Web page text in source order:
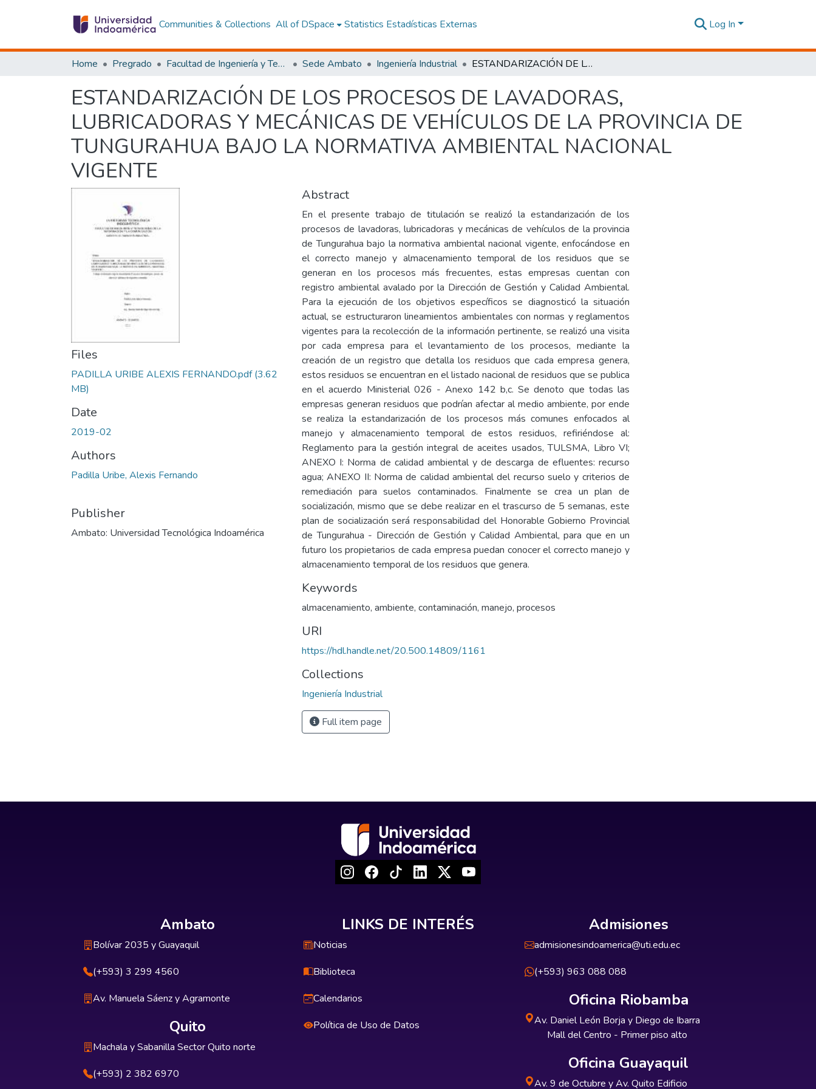
Communities & Collections All of DSpace Statistics Estadísticas Externas Log In
Home Pregrado Facultad de Ingeniería y Tecnologías de la Información y la Comunicación Sede Ambato Ingeniería Industrial ESTANDARIZACIÓN DE LOS PROCESOS DE LAVADORAS, LUBRICADORAS Y MECÁNICAS DE VEHÍCULOS DE LA PROVINCIA DE TUNGURAHUA BAJO LA NORMATIVA AMBIENTAL NACIONAL VIGENTE
ESTANDARIZACIÓN DE LOS PROCESOS DE LAVADORAS,
LUBRICADORAS Y MECÁNICAS DE VEHÍCULOS DE LA PROVINCIA DE
TUNGURAHUA BAJO LA NORMATIVA AMBIENTAL NACIONAL
VIGENTE
Files
PADILLA URIBE ALEXIS FERNANDO.pdf(3.62
MB)
Date
2019-02
Authors
Padilla Uribe, Alexis Fernando
Publisher
Ambato: Universidad Tecnológica Indoamérica
Abstract
En el presente trabajo de titulación se realizó la estandarización de los
procesos de lavadoras, lubricadoras y mecánicas de vehículos de la provincia
de Tungurahua bajo la normativa ambiental nacional vigente, enfocándose en
el correcto manejo y almacenamiento temporal de los residuos que se
generan en los procesos más frecuentes, estas empresas cuentan con
registro ambiental avalado por la Dirección de Gestión y Calidad Ambiental.
Para la ejecución de los objetivos específicos se diagnosticó la situación
actual, se estructuraron lineamientos ambientales con normas y reglamentos
vigentes para la recolección de la información pertinente, se realizó una visita
por cada empresa para el levantamiento de los procesos, mediante la
creación de un registro que detalla los residuos que cada empresa genera,
estos residuos se encuentran en el listado nacional de residuos que se publica
en el acuerdo Ministerial 026 - Anexo 142 b,c. Se denoto que todas las
empresas generan residuos que podrían afectar al medio ambiente, por ende
se realiza la estandarización de los procesos más comunes enfocados al
manejo y almacenamiento temporal de estos residuos, refiriéndose al:
Reglamento para la gestión integral de aceites usados, TULSMA, Libro VI;
ANEXO I: Norma de calidad ambiental y de descarga de efluentes: recurso
agua; ANEXO II: Norma de calidad ambiental del recurso suelo y criterios de
remediación para suelos contaminados. Finalmente se crea un plan de
socialización, mismo que se debe realizar en el trascurso de 5 semanas, este
plan de socialización será responsabilidad del Honorable Gobierno Provincial
de Tungurahua - Dirección de Gestión y Calidad Ambiental, para que en un
futuro los propietarios de cada empresa puedan conocer el correcto manejo y
almacenamiento temporal de los residuos que genera.
Keywords
almacenamiento, ambiente, contaminación, manejo, procesos
URI
https://hdl.handle.net/20.500.14809/1161
Collections
Ingeniería Industrial
Full item page
Ambato
Bolívar 2035 y Guayaquil
(+593) 3 299 4560
Av. Manuela Sáenz y Agramonte
Quito
Machala y Sabanilla Sector Quito norte
(+593) 2 382 6970
LINKS DE INTERÉS
Noticias
Biblioteca
Calendarios
Política de Uso de Datos
Admisiones
admisionesindoamerica@uti.edu.ec
(+593) 963 088 088
Oficina Riobamba
Av. Daniel León Borja y Diego de Ibarra
Mall del Centro - Primer piso alto
Oficina Guayaquil
Av. 9 de Octubre y Av. Quito Edificio